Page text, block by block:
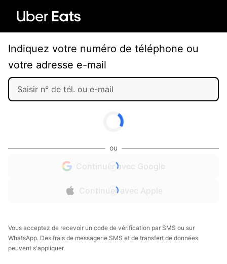
Indiquez votre numéro de téléphone ou
votre adresse e-mail
ou
Continuer avec Google
Continuer avec Apple
Vous acceptez de recevoir un code de vérification par SMS ou sur
WhatsApp. Des frais de messagerie SMS et de transfert de données
peuvent s'appliquer.